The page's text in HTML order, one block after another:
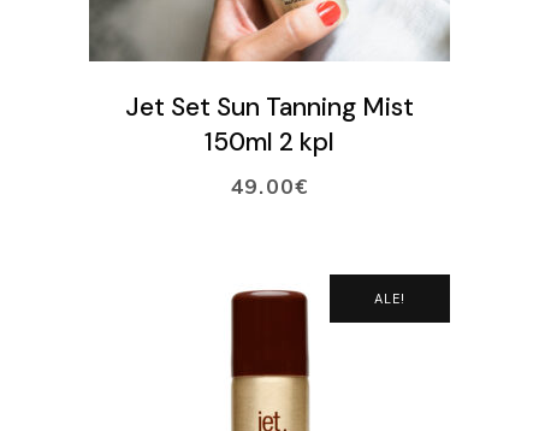
LISÄÄ OSTOSKORIIN
Jet Set Sun Tanning Mist
150ml 2 kpl
49.00€
ALE!